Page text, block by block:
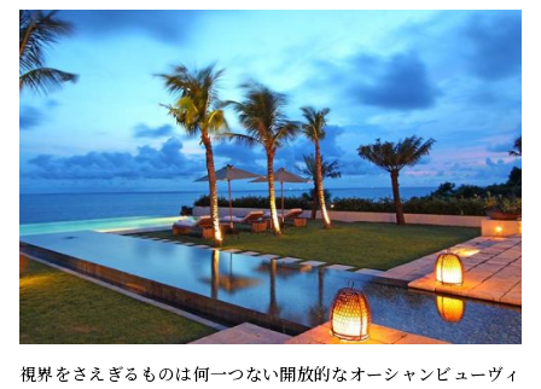
視界をさえぎるものは何一つない開放的なオーシャンビューヴィ